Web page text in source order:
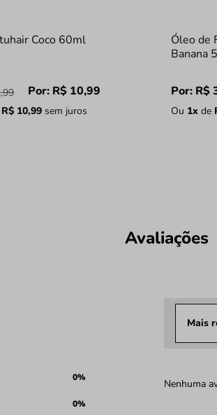
Coco 60ml
,99 Por: R$ 10,99
R$ 10,99sem juros
Óleo de
Banana
Por: R$
Ou 1x de
Avaliações
0%
0%
Mais
Nenhuma